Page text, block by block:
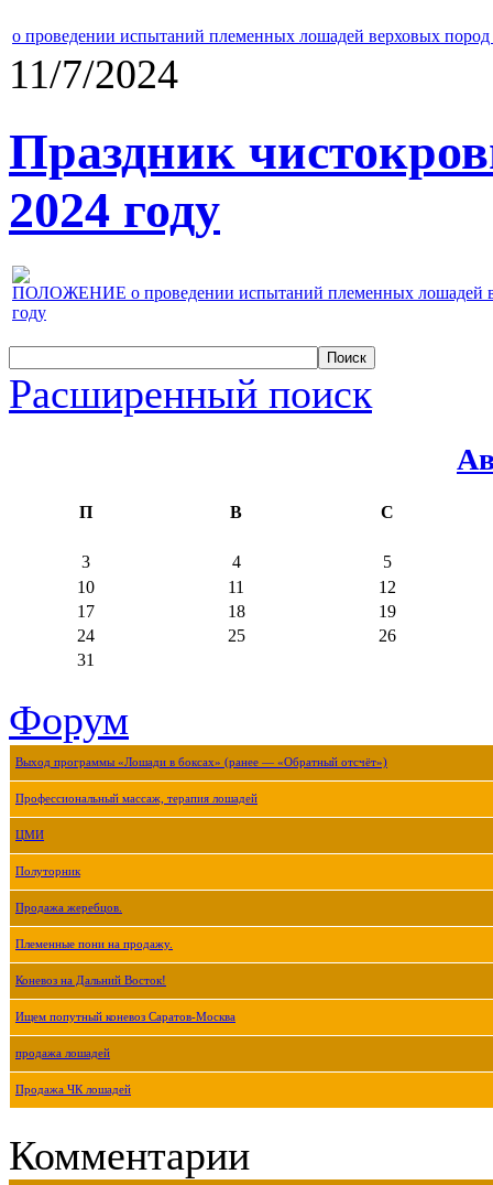
о проведении испытаний племенных лошадей верховых
11/7/2024
Праздник
2024 году
ПОЛОЖЕНИЕ о проведении испытаний племенных лошадей
году
Расширенный поиск
П В С
3 4
5
10
11
12
17
18
19
24
25
26
31
Форум
Выход программы «Лошади в боксах» (ранее — «Обратный отсчёт»)
Профессиональный массаж, терапия лошадей
ЦМИ
Полуторник
Продажа жеребцов.
Племенные пони на продажу.
Коневоз на Дальний Восток!
Ищем попутный коневоз Саратов-Москва
продажа лошадей
Продажа ЧК лошадей
Комментарии